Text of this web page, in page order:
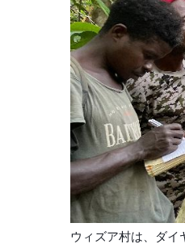
ウィズア村は、ダイ